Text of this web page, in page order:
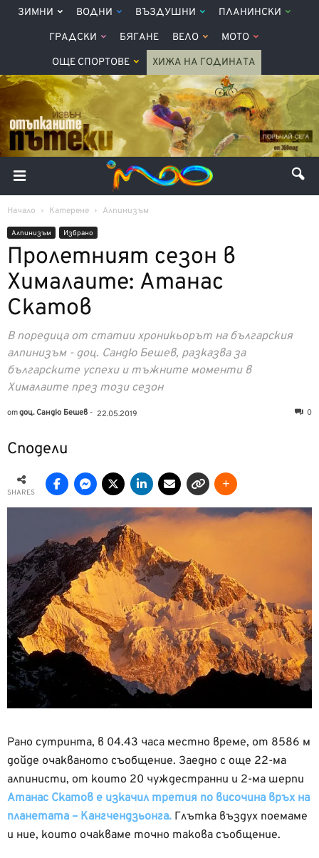
ЗИМНИ ВОДНИ ВЪЗДУШНИ ПЛАНИНСКИ
ГРАДСКИ БЯГАНЕ ВЕЛО МОТО
ОЩЕ СПОРТОВЕ ХИЖА НА ГОДИНАТА
Начало Катерене Алпинизъм
Алпинизъм Избрано
Пролетният сезон в
Хималаите: Атанас
Скатов
В поредица от статии хроникьорът на българския
алпинизъм - доц. Сандю Бешев, разказва за
българските успехи и тъжните моменти в
Хималаите през този сезон
отдоц. Сандю Бешев - 22.05.2019 0
Сподели
SHARES
Рано сутринта, в 04.43 часа местно време, от 8586 м
дойде очакваното съобщение. Заедно с още 22-ма
алпинисти, от които 20 чуждестранни и 2-ма шерпи
Атанас Скатов е изкачил третия по височина връх на
планетата – Кангчендзьонга. Глътка въздух поемаме
и ние, които очакваме точно такова съобщение.